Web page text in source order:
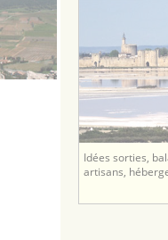
Idées sorties,
artisans,